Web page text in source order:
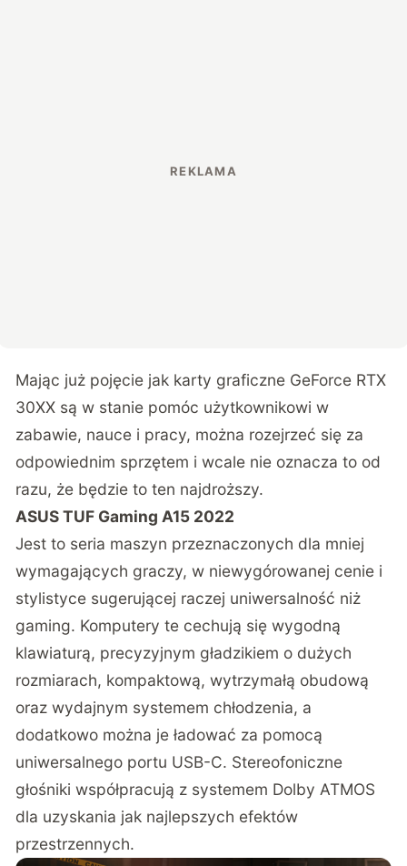
Mając już pojęcie jak karty graficzne GeForce RTX
30XX są w stanie pomóc użytkownikowi w
zabawie, nauce i pracy, można rozejrzeć się za
odpowiednim sprzętem i wcale nie oznacza to od
razu, że będzie to ten najdroższy.
ASUS TUF Gaming A15 2022
Jest to seria maszyn przeznaczonych dla mniej
wymagających graczy, w niewygórowanej cenie i
stylistyce sugerującej raczej uniwersalność niż
gaming. Komputery te cechują się wygodną
klawiaturą, precyzyjnym gładzikiem o dużych
rozmiarach, kompaktową, wytrzymałą obudową
oraz wydajnym systemem chłodzenia, a
dodatkowo można je ładować za pomocą
uniwersalnego portu USB-C. Stereofoniczne
głośniki współpracują z systemem Dolby ATMOS
dla uzyskania jak najlepszych efektów
przestrzennych.